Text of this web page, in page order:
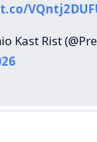
Kast Rist